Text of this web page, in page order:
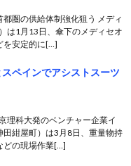
圏の供給体制強化狙う メディ
は1月13日、傘下のメディセオ
を安定的に[…]
ペインでアシストスーツ
理科大発のベンチャー企業イ
田紺屋町）は3月8日、重量物持
どの現場作業[…]